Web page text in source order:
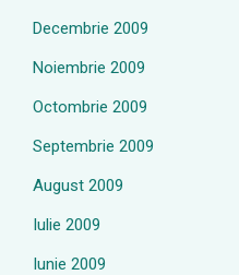
Decembrie 2009
Noiembrie 2009
Octombrie 2009
Septembrie 2009
August 2009
Iulie 2009
Iunie 2009